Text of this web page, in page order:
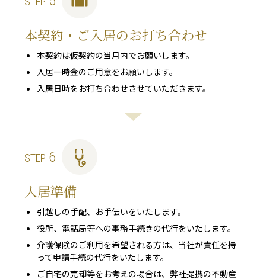
本契約・ご入居のお打ち合わせ
本契約は仮契約の当月内でお願いします。
入居一時金のご用意をお願いします。
入居日時をお打ち合わせさせていただきます。
STEP 6
入居準備
引越しの手配、お手伝いをいたします。
役所、電話局等への事務手続きの代行をいたします。
介護保険のご利用を希望される方は、当社が責任を持
って申請手続の代行をいたします。
ご自宅の売却等をお考えの場合は、弊社提携の不動産